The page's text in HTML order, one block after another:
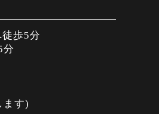
歩5分
分
ます)